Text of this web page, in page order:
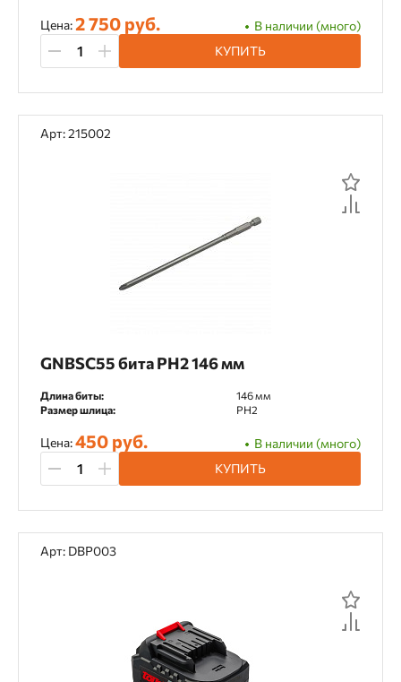
Цена:2 750 руб.
В наличии (много)
КУПИТЬ
Арт: 215002
GNBSC55 бита PH2 146 мм
Длина биты:
146 мм
Размер шлица:
PH2
Цена:450 руб.
В наличии (много)
КУПИТЬ
Арт: DBP003